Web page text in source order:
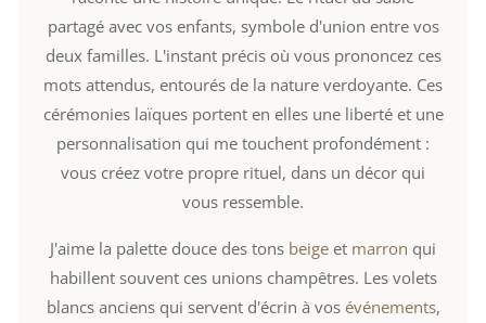
partagé avec vos enfants, symbole d'union entre vos
deux familles. L'instant précis où vous prononcez ces
mots attendus, entourés de la nature verdoyante. Ces
cérémonies laïques portent en elles une liberté et une
personnalisation qui me touchent profondément :
vous créez votre propre rituel, dans un décor qui
vous ressemble.
J'aime la palette douce des tons beige et marron qui
habillent souvent ces unions champêtres. Les volets
blancs anciens qui servent d'écrin à vos événements,